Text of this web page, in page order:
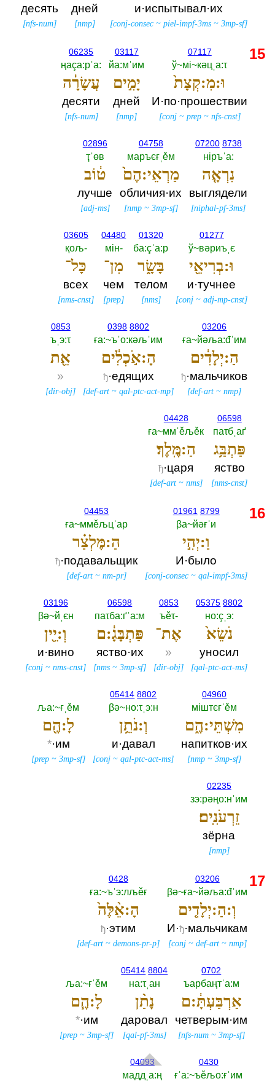
и·испытывал·их
[conj-consec ~piel-impf-3ms ~3mp-sf]
дней
[nmp]
десять
[nfs-num]
07117
ў~мi~кәцˌа:τ
וּ:מִ:קְצָת֙
И·по·прошествии
[conj~ prep~ nfs-cnst]
03117
йа:мˈим
יָמִ֣ים
дней
[nmp]
06235
ңаçа:рˈа:‎
עֲשָׂרָ֔ה
десяти
[nfs-num]
07200 8738
нiръˈа:‎
נִרְאָ֤ה
выглядели
[niphal-pf-3ms]
04758
маръєғˌěм
מַרְאֵי:הֶם֙
обличия·их
[nmp~ 3mp-sf]
02896
ҭˈөв
ט֔וֹב
лучше
[adj-ms]
01277
ў~вәриъˌє
וּ:בְרִיאֵ֖י
и·тучнее
[conj ~adj-mp-cnst]
01320
ба:çˈа:р
בָּשָׂ֑ר
телом
[nms]
04480
мiн-‎
מִן־
чем
[prep]
03605
қољ-‎
כָּל־
всех
[nms-cnst]
03206
ға~йәља:đˈим
הַ:יְלָדִ֔ים
ђ·мальчиков
[def-art ~nmp]
0398 8802
ға:~ъˈо:кәљˈим
הָ:אֹ֣כְלִ֔ים
ђ·едящих
[def-art ~qal-ptc-act-mp]
0853
ъˌэ:τ
אֵ֖ת
»
[dir-obj]
06598
паτбˌаґ
פַּתְבַּ֥ג
яство
[nms-cnst]
04428
ға~ммˈěљěк
הַ:מֶּֽלֶךְ׃
ђ·царя
[def-art~ nms]
15
01961 8799
βа~йәғˈи
וַ:יְהִ֣י
И·было
[conj-consec ~qal-impf-3ms]
04453
ға~ммěљцˈар
הַ:מֶּלְצַ֗ר
ђ·подавальщик
[def-art ~nm-pr]
05375 8802
но:çˌэ:‎
נֹשֵׂא֙
уносил
[qal-ptc-act-ms]
0853
ъěτ-‎
אֶת־
»
[dir-obj]
06598
паτба:ґˈа:м
פַּתְבָּגָ֔:ם
яство·их
[nms ~3mp-sf]
03196
βә~йˌєн
וְ:יֵ֖ין
и·вино
[conj ~nms-cnst]
04960
мiштєғˈěм
מִשְׁתֵּי:הֶ֑ם
напитков·их
[nmp ~3mp-sf]
05414 8802
βә~но:τˌэ:н
וְ:נֹתֵ֥ן
и·давал
[conj ~qal-ptc-act-ms]
ља:~ғˌěм
לָ:הֶ֖ם
*·им
[prep ~3mp-sf]
02235
зэ:рәңо:нˈим
זֵרְעֹנִֽים׃
зёрна
[nmp]
16
03206
βә~ға~йәља:đˈим
וְ:הַ:יְלָדִ֤ים
И·ђ·мальчикам
[conj~ def-art~ nmp]
0428
ға:~ъˈэ:лљěғ
הָ:אֵ֨לֶּה֙
ђ·этим
[def-art ~demons-pr-p]
0702
ъарбаңтˈа:м
אַרְבַּעְתָּ֔:ם
четверым·им
[nfs-num~ 3mp-sf]
05414 8804
на:τˌан
נָתַ֨ן
даровал
[qal-pf-3ms]
ља:~ғˈěм
לָ:הֶ֧ם
*·им
[prep ~3mp-sf]
0430
ғˈа:~ъěљо:ғˈим
04093
маддˌа:ң
17